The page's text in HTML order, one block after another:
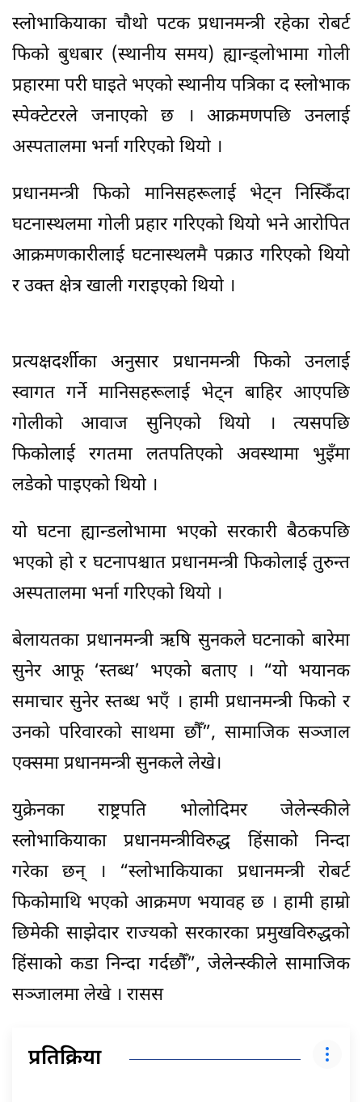
स्लोभाकियाका चौथो पटक प्रधानमन्त्री रहेका रोबर्ट
फिको बुधबार (स्थानीय समय) ह्यान्ड्लोभामा गोली
प्रहारमा परी घाइते भएको स्थानीय पत्रिका द स्लोभाक
स्पेक्टेटरले जनाएको छ । आक्रमणपछि उनलाई
अस्पतालमा भर्ना गरिएको थियो ।
प्रधानमन्त्री फिको मानिसहरूलाई भेट्न निस्किँदा
घटनास्थलमा गोली प्रहार गरिएको थियो भने आरोपित
आक्रमणकारीलाई घटनास्थलमै पक्राउ गरिएको थियो
र उक्त क्षेत्र खाली गराइएको थियो ।
प्रत्यक्षदर्शीका अनुसार प्रधानमन्त्री फिको उनलाई
स्वागत गर्ने मानिसहरूलाई भेट्न बाहिर आएपछि
गोलीको आवाज सुनिएको थियो । त्यसपछि
फिकोलाई रगतमा लतपतिएको अवस्थामा भुइँमा
लडेको पाइएको थियो ।
यो घटना ह्यान्डलोभामा भएको सरकारी बैठकपछि
भएको हो र घटनापश्चात प्रधानमन्त्री फिकोलाई तुरुन्त
अस्पतालमा भर्ना गरिएको थियो ।
बेलायतका प्रधानमन्त्री ऋषि सुनकले घटनाको बारेमा
सुनेर आफू ‘स्तब्ध’ भएको बताए । “यो भयानक
समाचार सुनेर स्तब्ध भएँ । हामी प्रधानमन्त्री फिको र
उनको परिवारको साथमा छौँ”, सामाजिक सञ्जाल
एक्समा प्रधानमन्त्री सुनकले लेखे।
युक्रेनका राष्ट्रपति भोलोदिमर जेलेन्स्कीले
स्लोभाकियाका प्रधानमन्त्रीविरुद्ध हिंसाको निन्दा
गरेका छन् । “स्लोभाकियाका प्रधानमन्त्री रोबर्ट
फिकोमाथि भएको आक्रमण भयावह छ । हामी हाम्रो
छिमेकी साझेदार राज्यको सरकारका प्रमुखविरुद्धको
हिंसाको कडा निन्दा गर्दछौँ”, जेलेन्स्कीले सामाजिक
सञ्जालमा लेखे । रासस
प्रतिक्रिया